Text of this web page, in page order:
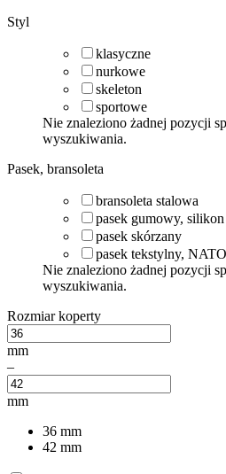
Styl
klasyczne
nurkowe
skeleton
sportowe
Nie znaleziono żadnej pozycji
wyszukiwania.
Pasek, bransoleta
bransoleta stalowa
pasek gumowy, silikon
pasek skórzany
pasek tekstylny, NATO
Nie znaleziono żadnej pozycji
wyszukiwania.
Rozmiar koperty
mm
–
mm
36 mm
42 mm